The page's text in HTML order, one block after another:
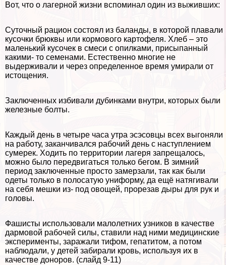
Вот, что о лагерной жизни вспоминал один из выживших:
Суточный рацион состоял из баланды, в которой плавали
кусочки брюквы или кормового картофеля. Хлеб – это
маленький кусочек в смеси с опилками, присыпанный
какими- то семенами. Естественно многие не
выдерживали и через определенное время умирали от
истощения.
Заключенных избивали дубинками внутри, которых были
железные болты.
Каждый день в четыре часа утра эсэсовцы всех выгоняли
на работу, заканчивался рабочий день с наступлением
сумерек. Ходить по территории лагеря запрещалось,
можно было передвигаться только бегом. В зимний
период заключенные просто замерзали, так как были
одеты только в полосатую униформу, да ещё натягивали
на себя мешки из- под овощей, прорезав дыры для рук и
головы.
Фашисты использовали малолетних узников в качестве
дармовой рабочей силы, ставили над ними медицинские
эксперименты, заражали тифом, гепатитом, а потом
наблюдали, у детей забирали кровь, используя их в
качестве доноров. (слайд 9-11)